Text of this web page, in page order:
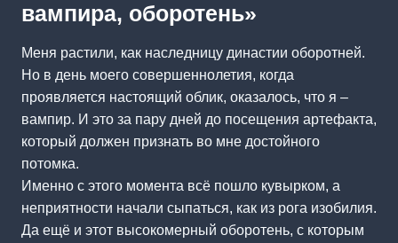
вампира, оборотень»
Меня растили, как наследницу династии оборотней.
Но в день моего совершеннолетия, когда
проявляется настоящий облик, оказалось, что я –
вампир. И это за пару дней до посещения артефакта,
который должен признать во мне достойного
потомка.
Именно с этого момента всё пошло кувырком, а
неприятности начали сыпаться, как из рога изобилия.
Да ещё и этот высокомерный оборотень, с которым